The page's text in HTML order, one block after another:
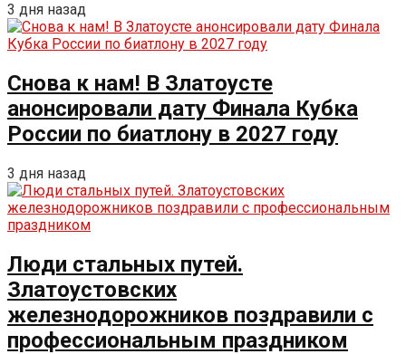
3 дня назад
Снова к нам! В Златоусте
анонсировали дату Финала Кубка
России по биатлону в 2027 году
3 дня назад
Люди стальных путей.
Златоустовских
железнодорожников поздравили с
профессиональным праздником